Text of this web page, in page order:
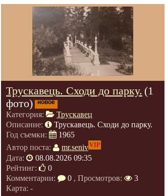
Трускавець. Сходи до парку. (1
фото)
новое
Категория:
Трускавец
Описание:
Трускавець. Сходи до парку.
Год съемки:
1965
Автор поста:
mr.senivVIP
Дата:
08.08.2026 09:35
Рейтинг:
0
Комментарии:
0 , Просмотров:
3
Карта: -